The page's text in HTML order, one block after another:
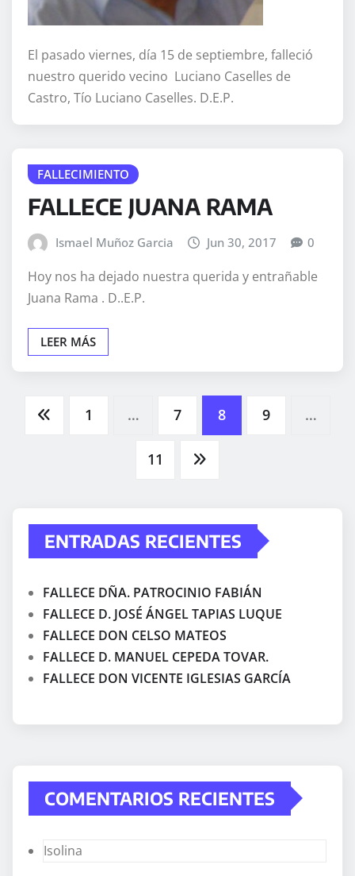
El pasado viernes, día 15 de septiembre, falleció
nuestro querido vecino Luciano Caselles de
Castro, Tío Luciano Caselles. D.E.P.
FALLECIMIENTO
FALLECE JUANA RAMA
Ismael Muñoz Garcia Jun 30, 2017 0
Hoy nos ha dejado nuestra querida y entrañable
Juana Rama . D..E.P.
LEER MÁS
Paginación
entradas
1 … 7 8 9 …
11
ENTRADAS RECIENTES
FALLECE DÑA. PATROCINIO FABIÁN
FALLECE D. JOSÉ ÁNGEL TAPIAS LUQUE
FALLECE DON CELSO MATEOS
FALLECE D. MANUEL CEPEDA TOVAR.
FALLECE DON VICENTE IGLESIAS GARCÍA
COMENTARIOS RECIENTES
Isolina